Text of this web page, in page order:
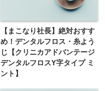
【まこなり社長】絶対おすす
め！デンタルフロス・糸よう
じ【クリニカアドバンテージ
デンタルフロスY字タイプ ミ
ント】